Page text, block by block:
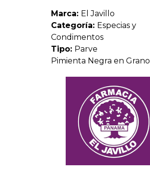
Marca: El Javillo
Categoría: Especias y
Condimentos
Tipo: Parve
Pimienta Negra en Grano